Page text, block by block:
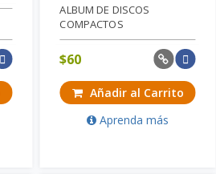
ALBUM DE DISCOS
COMPACTOS
$60
Añadir al Carrito
Aprenda más